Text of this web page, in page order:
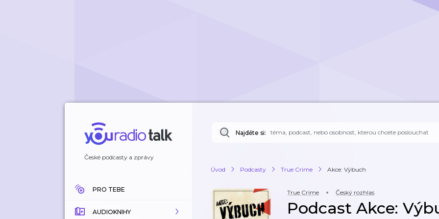
České podcasty a zprávy
PRO TEBE
AUDIOKNIHY
Najděte si:
Úvod Podcasty True Crime Akce: Výbuch
True Crime Český rozhlas
Podcast Akce: